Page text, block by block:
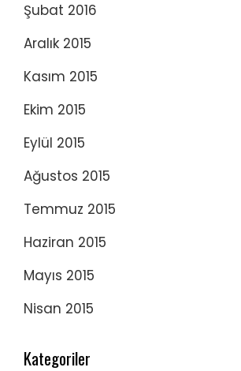
Şubat 2016
Aralık 2015
Kasım 2015
Ekim 2015
Eylül 2015
Ağustos 2015
Temmuz 2015
Haziran 2015
Mayıs 2015
Nisan 2015
Kategoriler